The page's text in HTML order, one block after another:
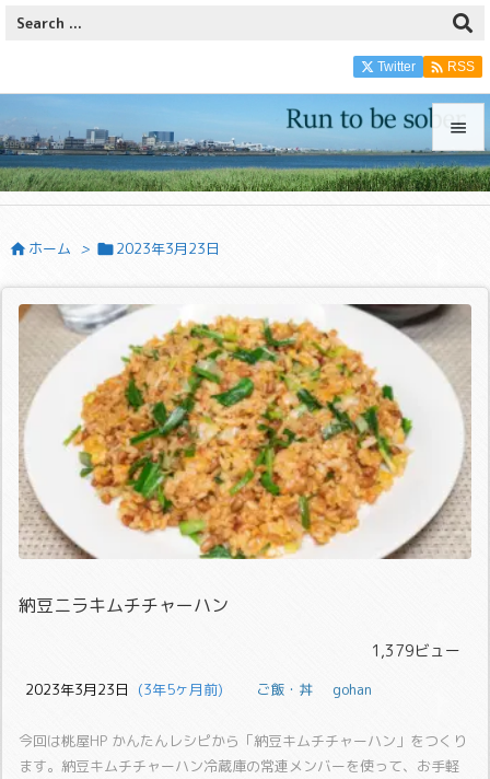



前へ


Twitter  RSS
 ホーム > 2023年3月23日
納豆ニラキムチチャーハン
1,379ビュー
2023年3月23日
  (3年5ヶ月前)
ご飯・丼 gohan
今回は桃屋HP かんたんレシピから「納豆キムチチャーハン」をつくり
ます。 納豆キムチチャーハン冷蔵庫の常連メンバーを使って、お手軽